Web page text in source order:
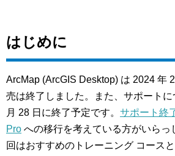
はじめに
ArcMap (ArcGIS Desktop) は 2024 年
売は終了しました。また、サポート
月 28 日に終了予定です。 サポート終
Pro への移行を考えている方がいらっ
回はおすすめのトレーニング コース